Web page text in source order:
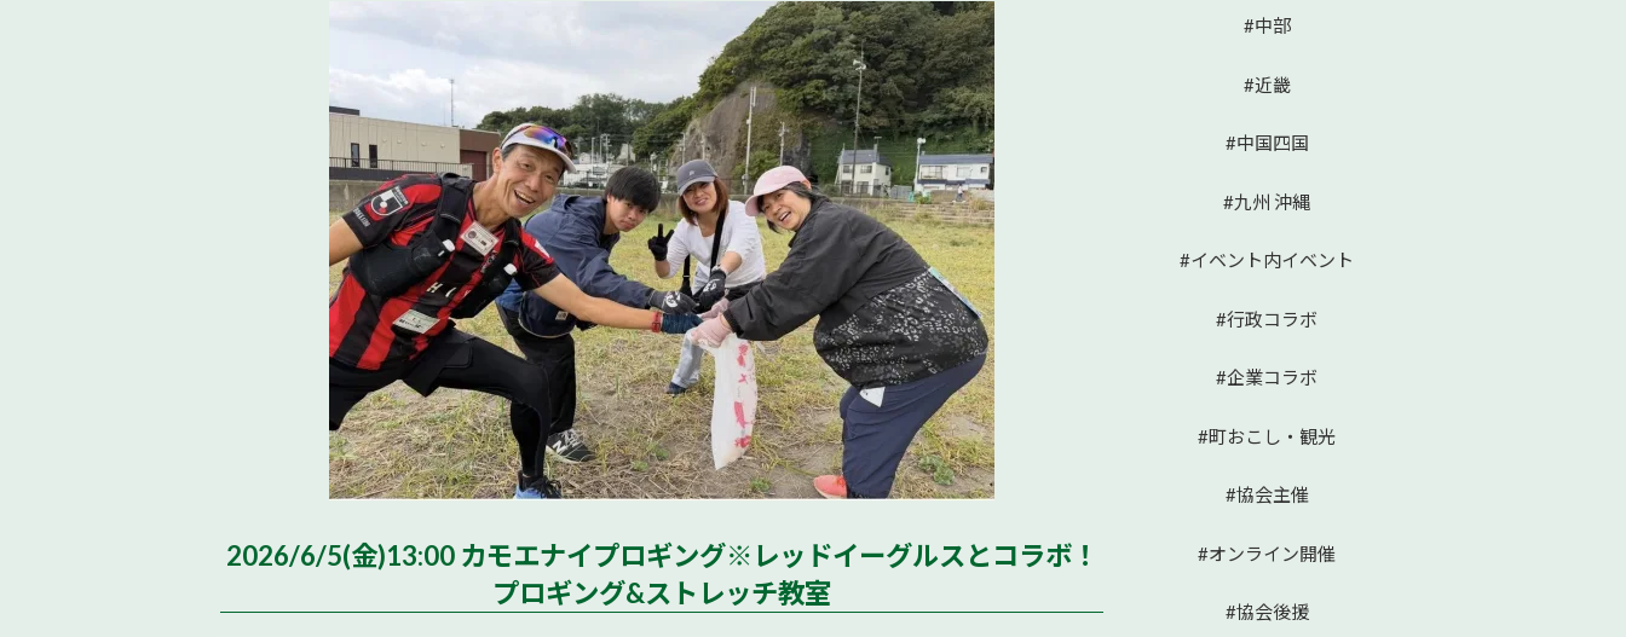
2026/6/5(金)13:00 カモエナイプロギング※レッドイーグルスとコラボ！
プロギング&ストレッチ教室
#中部
#近畿
#中国四国
#九州 沖縄
#イベント内イベント
#行政コラボ
#企業コラボ
#町おこし・観光
#協会主催
#オンライン開催
#協会後援